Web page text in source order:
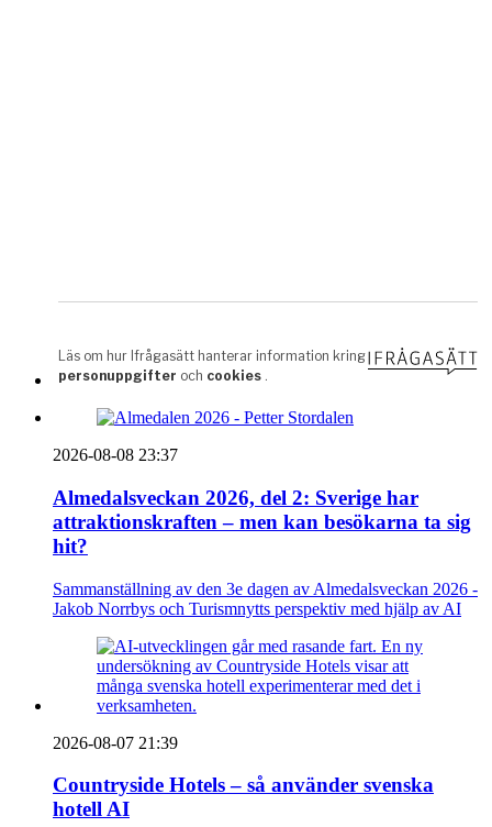
2026-08-08 23:37
Almedalsveckan 2026, del 2: Sverige har
attraktionskraften – men kan besökarna ta sig
hit?
Sammanställning av den 3e dagen av Almedalsveckan 2026 -
Jakob Norrbys och Turismnytts perspektiv med hjälp av AI
2026-08-07 21:39
Countryside Hotels – så använder svenska
hotell AI